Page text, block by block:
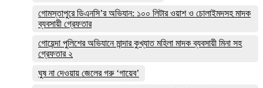
গোমস্তাপুরে ডিএনসি’র অভিযান: ১০০ লিটার ওয়াশ ও চোলাইমদসহ মাদক
ব্যবসায়ী গ্রেফতার
গোয়েন্দা পুলিশের অভিযানে মান্দার কুখ্যাত মহিলা মাদক ব্যবসায়ী মিনা সহ
গ্রেফতার ২
ঘুষ না দেওয়ায় জেলের গরু ‘গায়েব’